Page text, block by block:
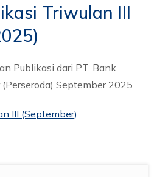
Triwulan III
Publikasi dari PT. Bank
September 2025
III (September)